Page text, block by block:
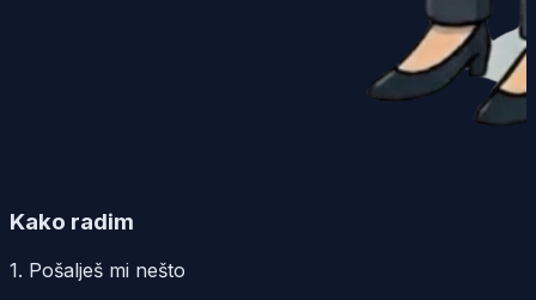
Kako radim
1. Pošalješ mi nešto